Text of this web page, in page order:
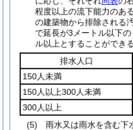
程度以上の流下能力のあ
の建築物から排除される
で延長が3メートル以下
ル以上とすることができる
排水人口
150人未満
150人以上300人未満
300人以上
(5)
雨水又は雨水を含む下